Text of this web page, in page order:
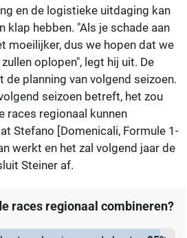
en de logistieke uitdaging kan
klap hebben. "Als je schade aan
moeilijker, dus we hopen dat we
oplopen", legt hij uit. De
de planning van volgend seizoen.
seizoen betreft, het zou
races regionaal kunnen
Stefano [Domenicali, Formule 1-
werkt en het zal volgend jaar de
Steiner af.
races regionaal combineren?